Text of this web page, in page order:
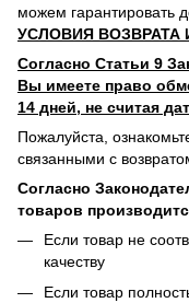
можем гарантировать
УСЛОВИЯ ВОЗВРАТА
Согласно Статьи 9
Вы имеете право
14 дней, не считая
Пожалуйста,
связанными с
Согласно
товаров
Если товар не
качеству
Если товар